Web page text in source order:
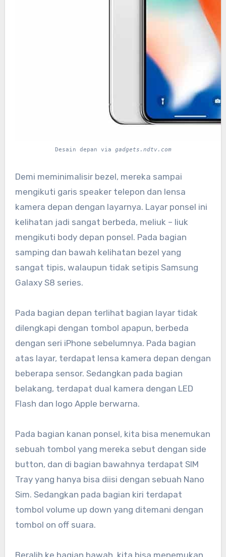
Desain depan via gadgets.ndtv.com
Demi meminimalisir bezel, mereka sampai
mengikuti garis speaker telepon dan lensa
kamera depan dengan layarnya. Layar ponsel ini
kelihatan jadi sangat berbeda, meliuk – liuk
mengikuti body depan ponsel. Pada bagian
samping dan bawah kelihatan bezel yang
sangat tipis, walaupun tidak setipis Samsung
Galaxy S8 series.
Pada bagian depan terlihat bagian layar tidak
dilengkapi dengan tombol apapun, berbeda
dengan seri iPhone sebelumnya. Pada bagian
atas layar, terdapat lensa kamera depan dengan
beberapa sensor. Sedangkan pada bagian
belakang, terdapat dual kamera dengan LED
Flash dan logo Apple berwarna.
Pada bagian kanan ponsel, kita bisa menemukan
sebuah tombol yang mereka sebut dengan side
button, dan di bagian bawahnya terdapat SIM
Tray yang hanya bisa diisi dengan sebuah Nano
Sim. Sedangkan pada bagian kiri terdapat
tombol volume up down yang ditemani dengan
tombol on off suara.
Beralih ke bagian bawah, kita bisa menemukan